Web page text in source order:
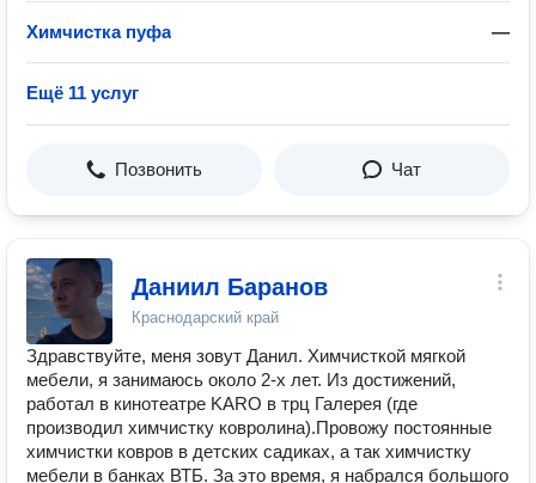
Химчистка пуфа —
Ещё 11 услуг
Позвонить Чат
Даниил Баранов
Краснодарский край
Здравствуйте, меня зовут Данил. Химчисткой мягкой
мебели, я занимаюсь около 2-х лет. Из достижений,
работал в кинотеатре KARO в трц Галерея (где
производил химчистку ковролина).Провожу постоянные
химчистки ковров в детских садиках, а так химчистку
мебели в банках ВТБ. За это время, я набрался большого